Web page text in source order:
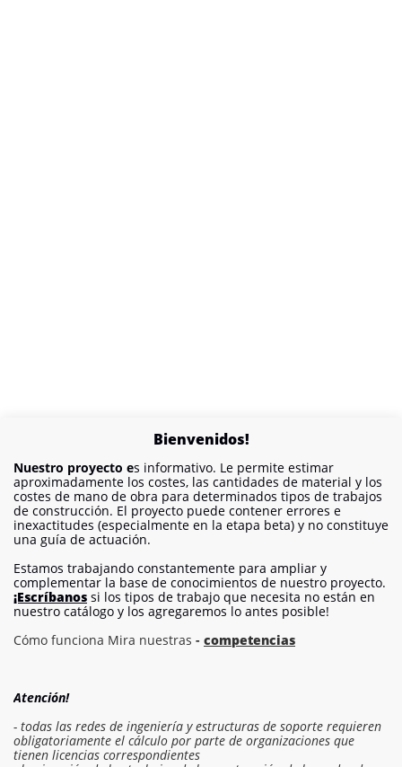
Bienvenidos!
Nuestro proyecto es informativo. Le permite estimar
aproximadamente los costes, las cantidades de material y los
costes de mano de obra para determinados tipos de trabajos
de construcción. El proyecto puede contener errores e
inexactitudes (especialmente en la etapa beta) y no constituye
una guía de actuación.
Estamos trabajando constantemente para ampliar y
complementar la base de conocimientos de nuestro proyecto.
¡Escríbanos si los tipos de trabajo que necesita no están en
nuestro catálogo y los agregaremos lo antes posible!
Cómo funciona Mira nuestras - competencias
Atención!
- todas las redes de ingeniería y estructuras de soporte requieren
obligatoriamente el cálculo por parte de organizaciones que
tienen licencias correspondientes